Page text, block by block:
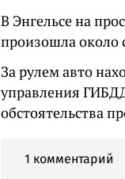
В Энгельсе на
произошла около
За рулем авто
управления
обстоятельства
1 комментарий